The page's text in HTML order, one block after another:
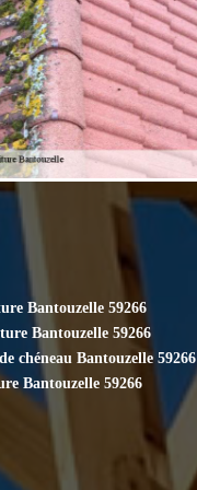
Bantouzelle 59266
Bantouzelle 59266
chéneau Bantouzelle 59266
Bantouzelle 59266